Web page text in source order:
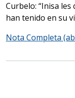
Curbelo: “Inisa
han tenido en su
Nota Completa